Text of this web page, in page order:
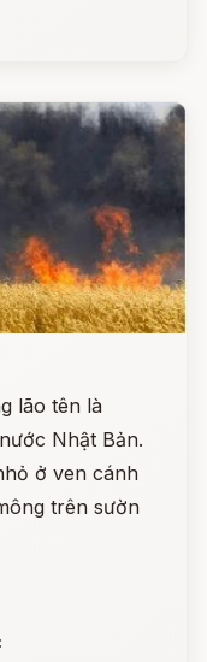
lão tên là
Nhật Bản.
ở ven cánh
trên sườn